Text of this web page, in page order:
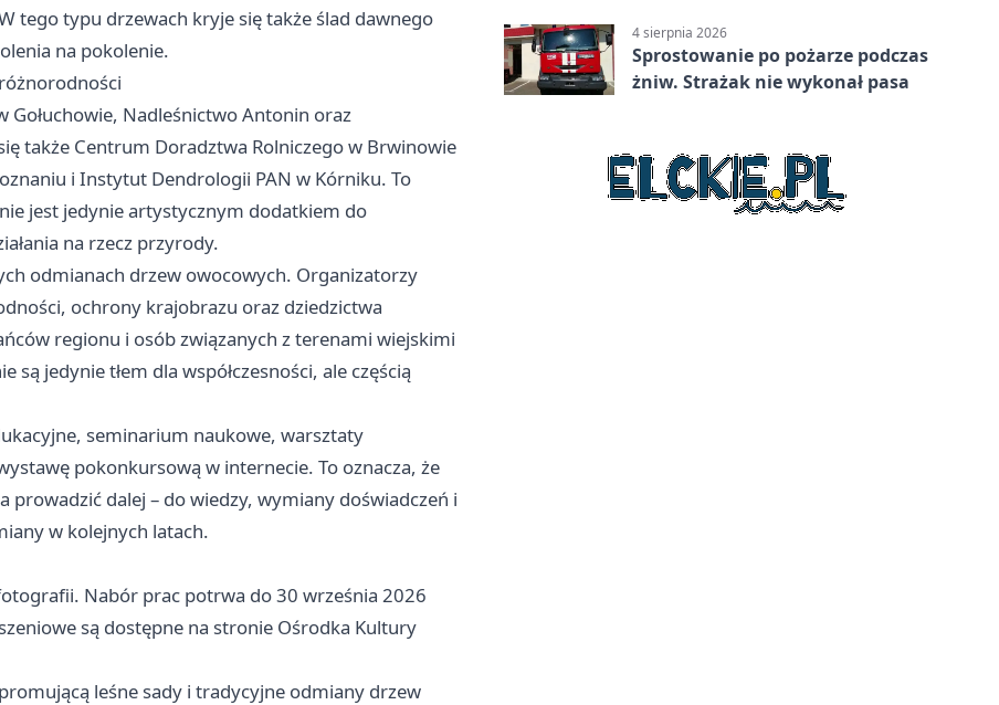
tego typu drzewach kryje się także ślad dawnego
na pokolenie.
Gołuchowie, Nadleśnictwo Antonin oraz
także Centrum Doradztwa Rolniczego w Brwinowie
i Instytut Dendrologii PAN w Kórniku. To
jest jedynie artystycznym dodatkiem do
na rzecz przyrody.
odmianach drzew owocowych. Organizatorzy
ochrony krajobrazu oraz dziedzictwa
regionu i osób związanych z terenami wiejskimi
jedynie tłem dla współczesności, ale częścią
seminarium naukowe, warsztaty
pokonkursową w internecie. To oznacza, że
dalej – do wiedzy, wymiany doświadczeń i
w kolejnych latach.
Nabór prac potrwa do 30 września 2026
są dostępne na stronie Ośrodka Kultury
leśne sady i tradycyjne odmiany drzew
4 sierpnia 2026
Sprostowanie po pożarze podczas
żniw. Strażak nie wykonał pasa